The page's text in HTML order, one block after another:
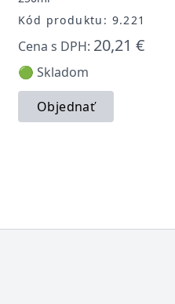
Kód produktu: 9.221
Cena s DPH: 20,21 €
🟢 Skladom
Objednať